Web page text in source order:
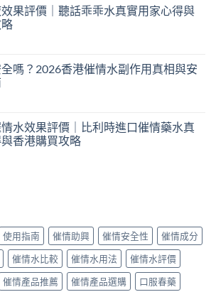
果評價｜聽話乖乖水真實用家心得與
嗎？2026香港催情水副作用真相與安
水效果評價｜比利時進口催情藥水真
香港購買攻略
使用指南 催情助興 催情安全性
催情成分
催情水比較 催情水用法
催情水評價
催情產品推薦 催情產品選購
口服春藥